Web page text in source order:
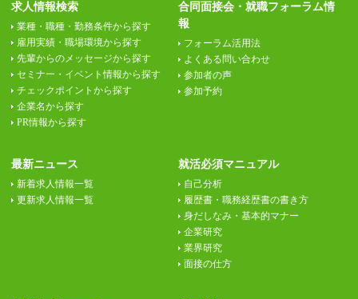
求人情報検索
業種・職種・勤務条件から探す
雇用実績・職場環境から探す
先輩からのメッセージから探す
セミナー・イベント情報から探す
チェックポイントから探す
企業名から探す
PR情報から探す
合同面接会・就職フォーラム情
報
フォーラム活用法
よくある問い合わせ
参加者の声
参加予約
最新ニュース
新着求人情報一覧
更新求人情報一覧
就活必須マニュアル
自己分析
履歴書・職務経歴書の書き方
身だしなみ・基本的マナー
企業研究
業界研究
面接の仕方